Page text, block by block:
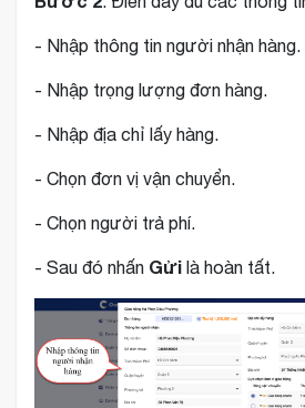
- Nhập thông tin người nhận hàng.
- Nhập trọng lượng đơn hàng.
- Nhập địa chỉ lấy hàng.
- Chọn đơn vị vận chuyển.
- Chọn người trả phí.
- Sau đó nhấn Gửi là hoàn tất.